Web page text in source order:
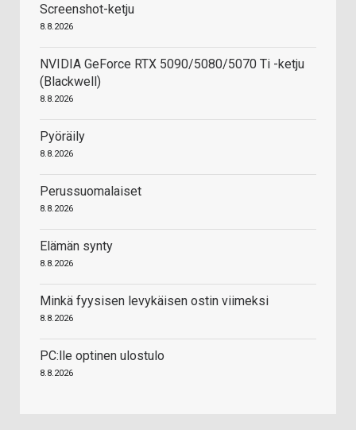
Screenshot-ketju
8.8.2026
NVIDIA GeForce RTX 5090/5080/5070 Ti -ketju
(Blackwell)
8.8.2026
Pyöräily
8.8.2026
Perussuomalaiset
8.8.2026
Elämän synty
8.8.2026
Minkä fyysisen levykäisen ostin viimeksi
8.8.2026
PC:lle optinen ulostulo
8.8.2026